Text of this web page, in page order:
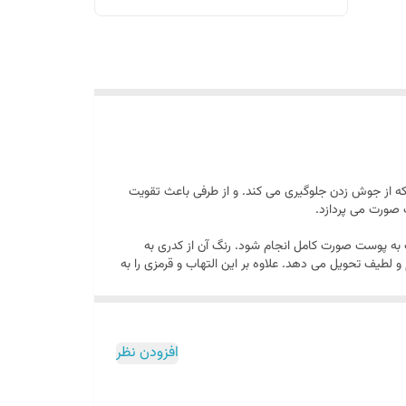
جوش زدن جلوگیری می کند. و از طرفی باعث تقویت
می پردازد.
صورت کامل انجام شود. رنگ آن از کدری به
تحویل می دهد. علاوه بر این التهاب و قرمزی را به
افزودن نظر